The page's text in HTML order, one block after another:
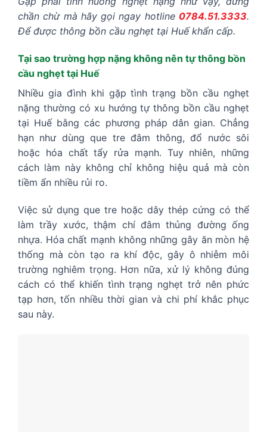
chần chừ mà hãy gọi ngay hotline 0784.51.3333.
Để được thông bồn cầu nghẹt tại Huế khẩn cấp.
Tại sao trường hợp nặng không nên tự thông bồn
cầu nghẹt tại Huế
Nhiều gia đình khi gặp tình trạng bồn cầu nghẹt
nặng thường có xu hướng tự thông bồn cầu nghẹt
tại Huế bằng các phương pháp dân gian. Chẳng
hạn như dùng que tre đâm thông, đổ nước sôi
hoặc hóa chất tẩy rửa mạnh. Tuy nhiên, những
cách làm này không chỉ không hiệu quả mà còn
tiềm ẩn nhiều rủi ro.
Việc sử dụng que tre hoặc dây thép cứng có thể
làm trầy xước, thậm chí đâm thủng đường ống
nhựa. Hóa chất mạnh không những gây ăn mòn hệ
thống mà còn tạo ra khí độc, gây ô nhiễm môi
trường nghiêm trọng. Hơn nữa, xử lý không đúng
cách có thể khiến tình trạng nghẹt trở nên phức
tạp hơn, tốn nhiều thời gian và chi phí khắc phục
sau này.